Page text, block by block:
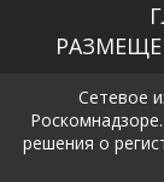
Сетевое
решения о